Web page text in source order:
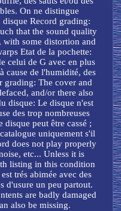
On ne distingue
Record grading:
that the sound quality
with some distortion and
Etat de la pochette:
celui de G avec en plus
cause de l'humidité, des
grading: The cover and
and/or there also
disque: Le disque n'est
des trop nombreuses
disque peut être cassé ;
uniquement s'il
does not play properly
etc... Unless it is
listing in this condition
trés abimée avec des
d'usure un peu partout.
are badly damaged
also be missing.